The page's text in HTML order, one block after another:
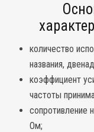
количество
названия,
коэффициент
частоты
сопротивление
Ом;